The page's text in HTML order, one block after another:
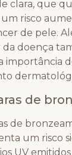
clara, que
risco
de pele.
da doença
importância
de
de
um risco
UV